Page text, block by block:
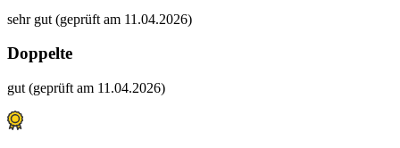
sehr gut (geprüft am 11.04.2026)
Doppelte
gut (geprüft am 11.04.2026)